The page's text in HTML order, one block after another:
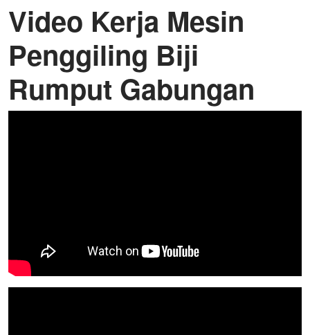
Video Kerja Mesin
Penggiling Biji
Rumput Gabungan